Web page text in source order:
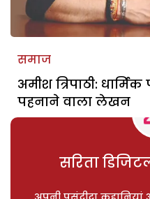
समाज
अमीश त्रिपाठी:
पहनाने वाला लेखन
सरिता